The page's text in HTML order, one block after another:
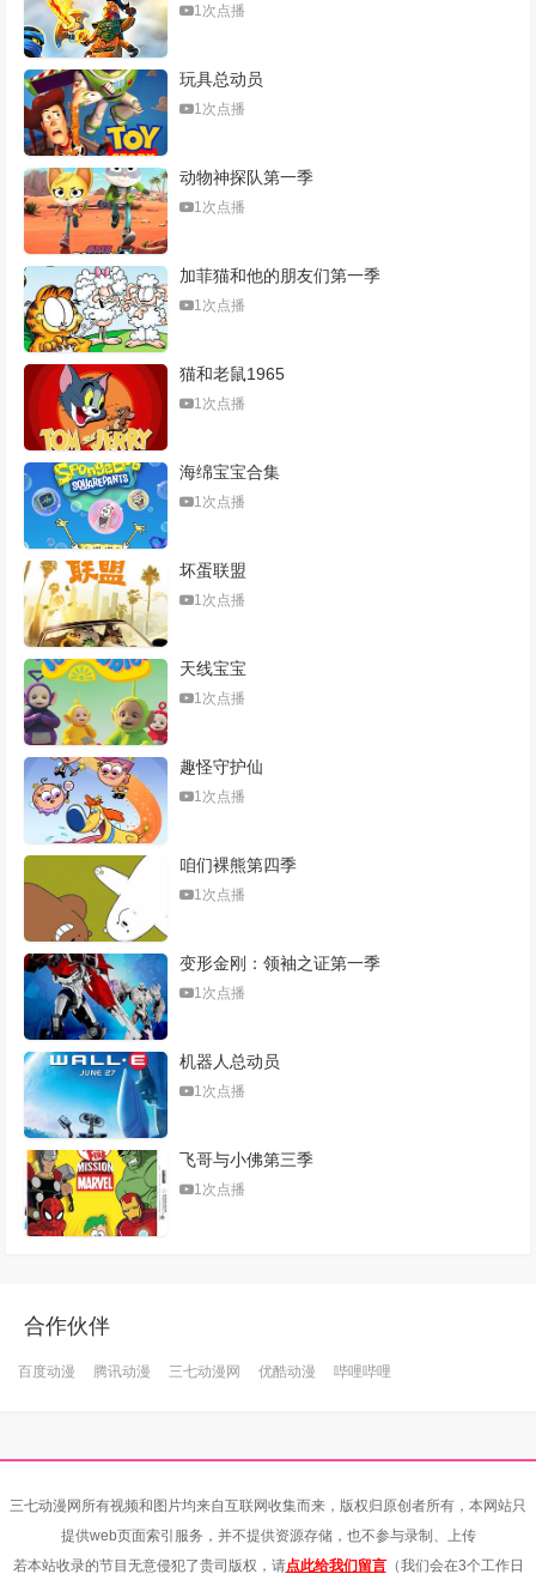
1次点播
玩具总动员
1次点播
动物神探队第一季
1次点播
加菲猫和他的朋友们第一季
1次点播
猫和老鼠1965
1次点播
海绵宝宝合集
1次点播
坏蛋联盟
1次点播
天线宝宝
1次点播
趣怪守护仙
1次点播
咱们裸熊第四季
1次点播
变形金刚：领袖之证第一季
1次点播
机器人总动员
1次点播
飞哥与小佛第三季
1次点播
合作伙伴
百度动漫 腾讯动漫 三七动漫网 优酷动漫 哔哩哔哩
三七动漫网所有视频和图片均来自互联网收集而来，版权归原创者所有，本网站只
提供web页面索引服务，并不提供资源存储，也不参与录制、上传
若本站收录的节目无意侵犯了贵司版权，请点此给我们留言（我们会在3个工作日